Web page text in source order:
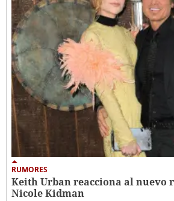
RUMORES
Keith Urban reacciona al nuevo
Nicole Kidman